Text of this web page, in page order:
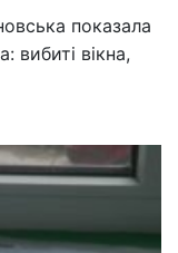
показала
вибиті вікна,